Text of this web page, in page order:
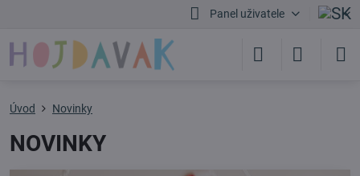
Panel uživatele
Úvod Novinky
NOVINKY